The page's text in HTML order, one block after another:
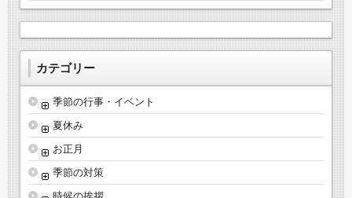
カテゴリー
季節の行事・イベント
夏休み
お正月
季節の対策